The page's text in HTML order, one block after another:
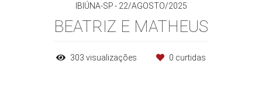
IBIÚNA-SP
22/AGOSTO/2025
BEATRIZ E MATHEUS
303 visualizações 0 curtidas